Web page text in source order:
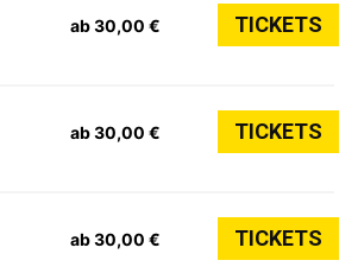
ab 30,00 € TICKETS
ab 30,00 € TICKETS
ab 30,00 € TICKETS